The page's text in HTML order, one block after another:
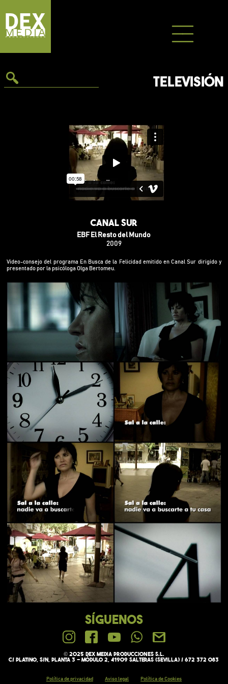
contenido
TELEVISIÓN
Canal Sur
EBF El Resto del Mundo
2009
Video-consejo del programa En Busca de la Felicidad emitido en Canal Sur dirigido y
presentado por la psicóloga Olga Bertomeu.
SÍGUENOS
© 2025 Dex media PRODUCCIONES S.L.
C/ Platino, s/n, Planta 3 - Módulo 2, 41909 Salteras (Sevilla) / 672 372 083
Política de privacidad Aviso legal Política de Cookies